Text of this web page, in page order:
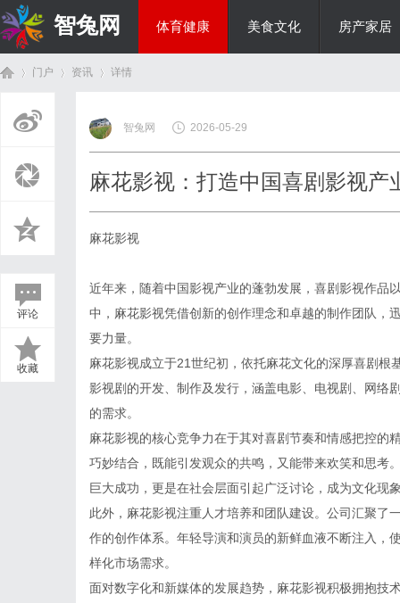
智兔网 体育健康 美食文化 房产家居
门户 资讯
›
详情
评论
收藏
智兔网 2026-05-29
麻花影视：打造中国喜剧影视产
麻花影视
近年来，随着中国影视产业的蓬勃发展，喜剧影视作品
中，麻花影视凭借创新的创作理念和卓越的制作团队，
要力量。
麻花影视成立于21世纪初，依托麻花文化的深厚喜剧
影视剧的开发、制作及发行，涵盖电影、电视剧、网络
的需求。
麻花影视的核心竞争力在于其对喜剧节奏和情感把控的
巧妙结合，既能引发观众的共鸣，又能带来欢笑和思考
巨大成功，更是在社会层面引起广泛讨论，成为文化现
此外，麻花影视注重人才培养和团队建设。公司汇聚了
作的创作体系。年轻导演和演员的新鲜血液不断注入，
样化市场需求。
面对数字化和新媒体的发展趋势，麻花影视积极拥抱技